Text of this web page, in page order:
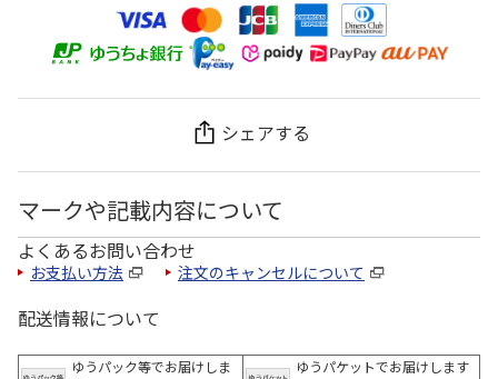
シェアする
マークや記載内容について
よくあるお問い合わせ
お支払い方法 注文のキャンセルについて
配送情報について
ゆうパック等でお届けしま
ゆうパケットでお届けします